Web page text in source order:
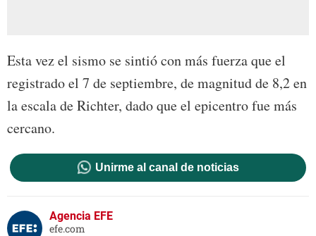
Esta vez el sismo se sintió con más fuerza que el
registrado el 7 de septiembre, de magnitud de 8,2 en
la escala de Richter, dado que el epicentro fue más
cercano.
Unirme al canal de noticias
Agencia EFE
efe.com